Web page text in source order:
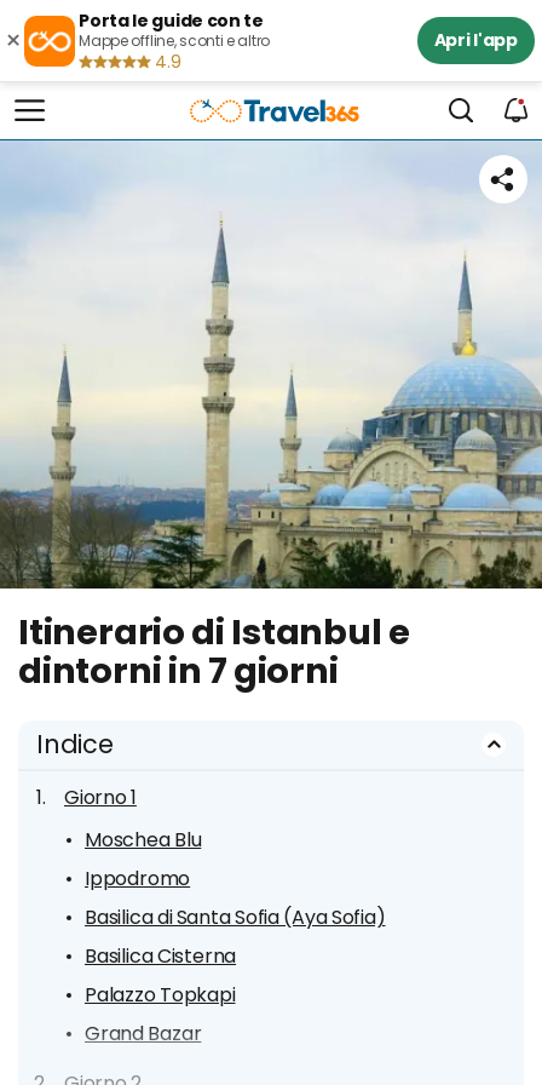
×
Porta le guide con te
Mappe offline, sconti e altro
4.9
Apri l'app
Itinerario di Istanbul e
dintorni in 7 giorni
Indice
Giorno 1
Moschea Blu
Ippodromo
Basilica di Santa Sofia (Aya Sofia)
Basilica Cisterna
Palazzo Topkapi
Grand Bazar